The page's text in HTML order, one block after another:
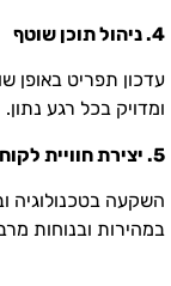
4. ניהול תוכן שוטף
עדכון תפריט באופן
ומדויק בכל רגע נתון.
5. יצירת חוויית לקוח מושלמת
השקעה בטכנולוגיה
במהירות ובנוחות